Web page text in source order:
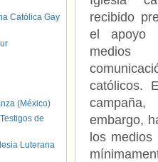
recibido
el apoyo
católicos.
embargo,
los
Católica Gay
(México)
de
Luterana